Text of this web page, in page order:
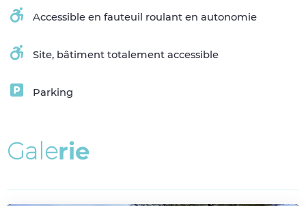
Accessible en fauteuil roulant en autonomie
Site, bâtiment totalement accessible
Parking
Galerie